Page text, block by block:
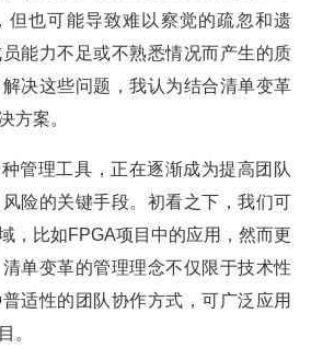
但也可能导致难以察觉的疏忽和遗
能力不足或不熟悉情况而产生的质
决这些问题，我认为结合清单变革
方案。
管理工具，正在逐渐成为提高团队
险的关键手段。初看之下，我们可
，比如FPGA项目中的应用，然而更
单变革的管理理念不仅限于技术性
适性的团队协作方式，可广泛应用
。